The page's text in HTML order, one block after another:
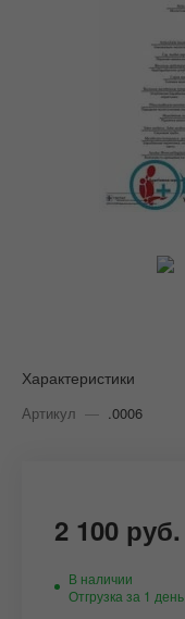
Характеристики
Артикул — .0006
2 100 руб.
В наличии
Отгрузка за 1 день